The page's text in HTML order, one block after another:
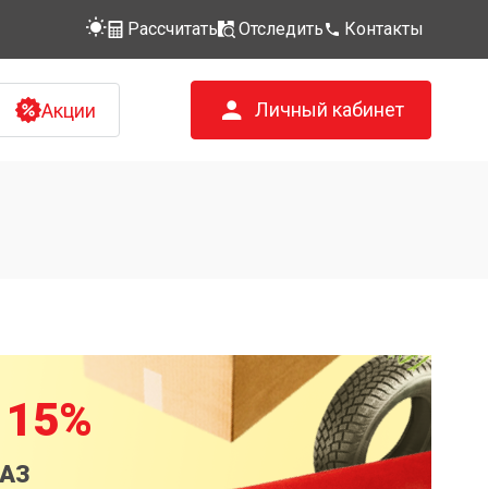
Рассчитать Отследить Контакты
Акции Личный кабинет